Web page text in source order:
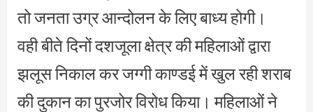
तो जनता उग्र आन्दोलन के लिए बाध्य होगी।
वही बीते दिनों दशजूला क्षेत्र की महिलाओं द्वारा
झलूस निकाल कर जग्गी काण्डई में खुल रही शराब
की दुकान का पुरजोर विरोध किया। महिलाओं ने